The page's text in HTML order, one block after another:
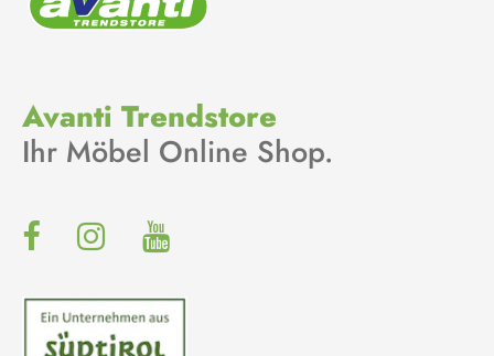
Avanti Trendstore
Ihr Möbel Online Shop.